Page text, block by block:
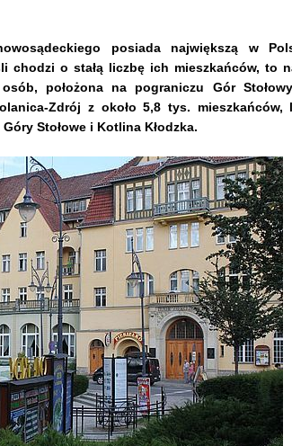
posiada największą w
chodzi o stałą liczbę ich mieszkańców, to
położona na pograniczu Gór
Zdrój z około 5,8 tys. mieszkańców,
Stołowe i Kotlina Kłodzka.